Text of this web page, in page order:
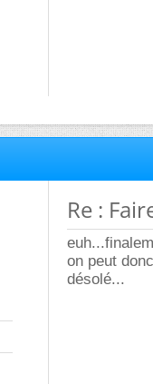
Re :
on peut
désolé...